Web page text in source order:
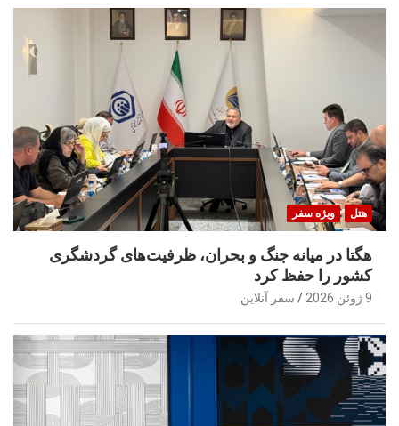
هتل ویژه سفر
هگتا در میانه جنگ و بحران، ظرفیت‌های گردشگری
کشور را حفظ کرد
9 ژوئن 2026 سفر آنلاین